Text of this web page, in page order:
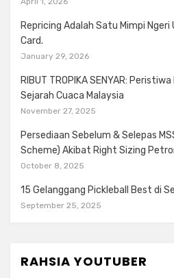
Repricing Adalah Satu Mimpi Ngeri
Card.
January 29, 2026
RIBUT TROPIKA SENYAR:
Sejarah Cuaca Malaysia
November 27, 2025
Persediaan Sebelum & Selepas
Scheme) Akibat Right Sizing
October 8, 2025
15 Gelanggang Pickleball Best di
September 25, 2025
RAHSIA YOUTUBER